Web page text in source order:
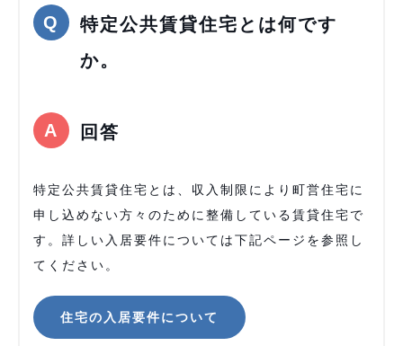
特定公共賃貸住宅とは何です
か。
回答
特定公共賃貸住宅とは、収入制限により町営住宅に
申し込めない方々のために整備している賃貸住宅で
す。詳しい入居要件については下記ページを参照し
てください。
住宅の入居要件について